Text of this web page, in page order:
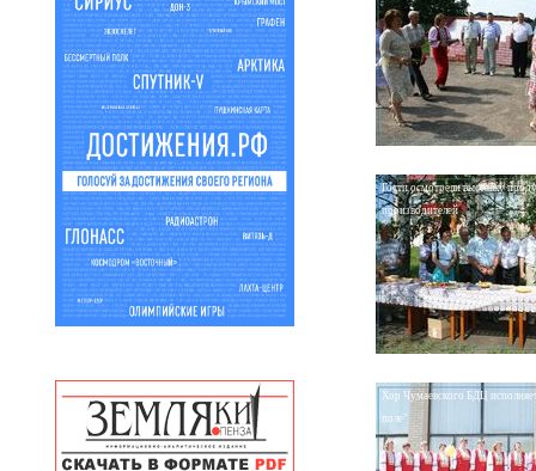
Гости осмотрели выставку
производителей
Хор Чумаевского БДЦ
поле"